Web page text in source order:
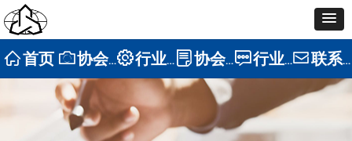
ꀇ首页 ꄒ协会介绍 ꂉ行业展示 ꂓ协会新闻 ꁳ行业资讯 ꂘ联系我们